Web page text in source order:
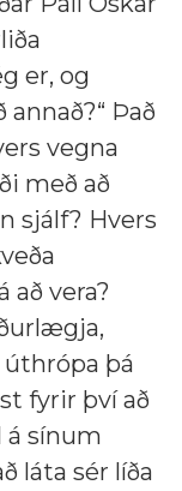
er, og
Það
vegna
með að
sjálf? Hvers
vera?
úthrópa þá
fyrir því að
á sínum
láta sér líða